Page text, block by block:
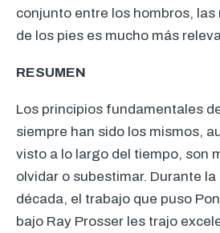
conjunto entre los hombros, las
de los pies es mucho más
RESUMEN
Los principios fundamentales
siempre han sido los mismos,
visto a lo largo del tiempo, son
olvidar o subestimar. Durante
década, el trabajo que puso
bajo Ray Prosser les trajo